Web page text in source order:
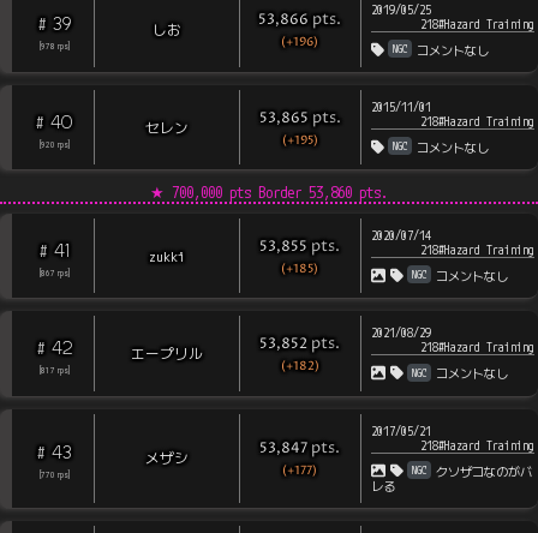
# 39
[978 rps
しお 53,866 pts.
(+196)
2019/05/25
218#Hazard Training
NGC コメントなし
# 40
[920 rps
セレン 53,865 pts.
(+195)
2015/11/01
218#Hazard Training
NGC コメントなし
★ 700,000 pts Border 53,860 pts.
# 41
[867 rps
zukki 53,855 pts.
(+185)
2020/07/14
218#Hazard Training
NGC コメントなし
# 42
[817 rps
エープリル 53,852 pts.
(+182)
2021/08/29
218#Hazard Training
NGC コメントなし
# 43
[770 rps
メザシ 53,847 pts.
(+177)
2017/05/21
218#Hazard Training
NGC
クソザコなのがバ
レる